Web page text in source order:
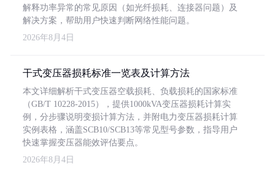
解释功率异常的常见原因（如光纤损耗、连接器问题）及
解决方案，帮助用户快速判断网络性能问题。
2026年8月4日
干式变压器损耗标准一览表及计算方法
本文详细解析干式变压器空载损耗、负载损耗的国家标准
（GB/T 10228-2015），提供1000kVA变压器损耗计算实
例，分步骤说明变损计算方法，并附电力变压器损耗计算
实例表格，涵盖SCB10/SCB13等常见型号参数，指导用户
快速掌握变压器能效评估要点。
2026年8月4日